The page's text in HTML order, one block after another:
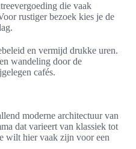
die vaak
rustiger bezoek kies je de
en vermijd drukke uren.
wandeling door de
cafés.
moderne architectuur van
dat varieert van klassiek tot
wilt hier vaak zijn voor een